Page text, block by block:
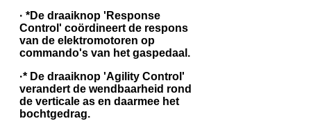
· *De draaiknop 'Response
Control' coördineert de respons
van de elektromotoren op
commando's van het gaspedaal.
·* De draaiknop 'Agility Control'
verandert de wendbaarheid rond
de verticale as en daarmee het
bochtgedrag.